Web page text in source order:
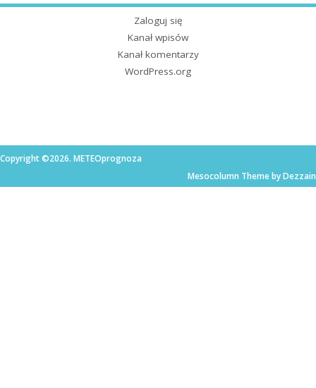
Zaloguj się
Kanał wpisów
Kanał komentarzy
WordPress.org
Copyright ©2026. METEOprognoza
Mesocolumn Theme by Dezzain